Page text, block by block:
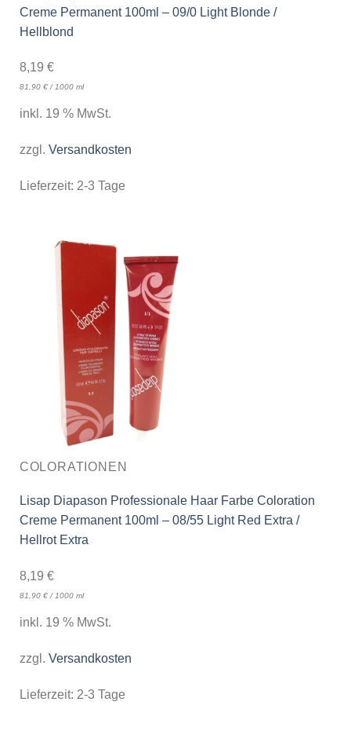
Creme Permanent 100ml – 09/0 Light Blonde /
Hellblond
8,19 €
81,90 €/1000 ml
inkl. 19 % MwSt.
zzgl. Versandkosten
Lieferzeit: 2-3 Tage
COLORATIONEN
Lisap Diapason Professionale Haar Farbe Coloration
Creme Permanent 100ml – 08/55 Light Red Extra /
Hellrot Extra
8,19 €
81,90 €/ 1000 ml
inkl. 19 % MwSt.
zzgl. Versandkosten
Lieferzeit: 2-3 Tage